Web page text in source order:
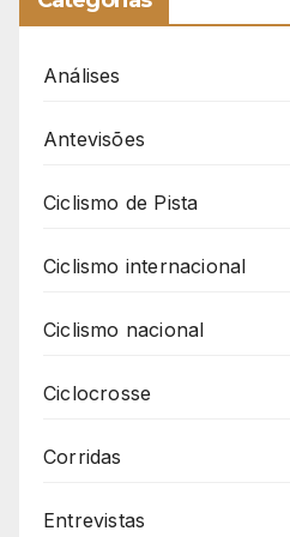
Análises
Antevisões
Ciclismo de Pista
Ciclismo internacional
Ciclismo nacional
Ciclocrosse
Corridas
Entrevistas